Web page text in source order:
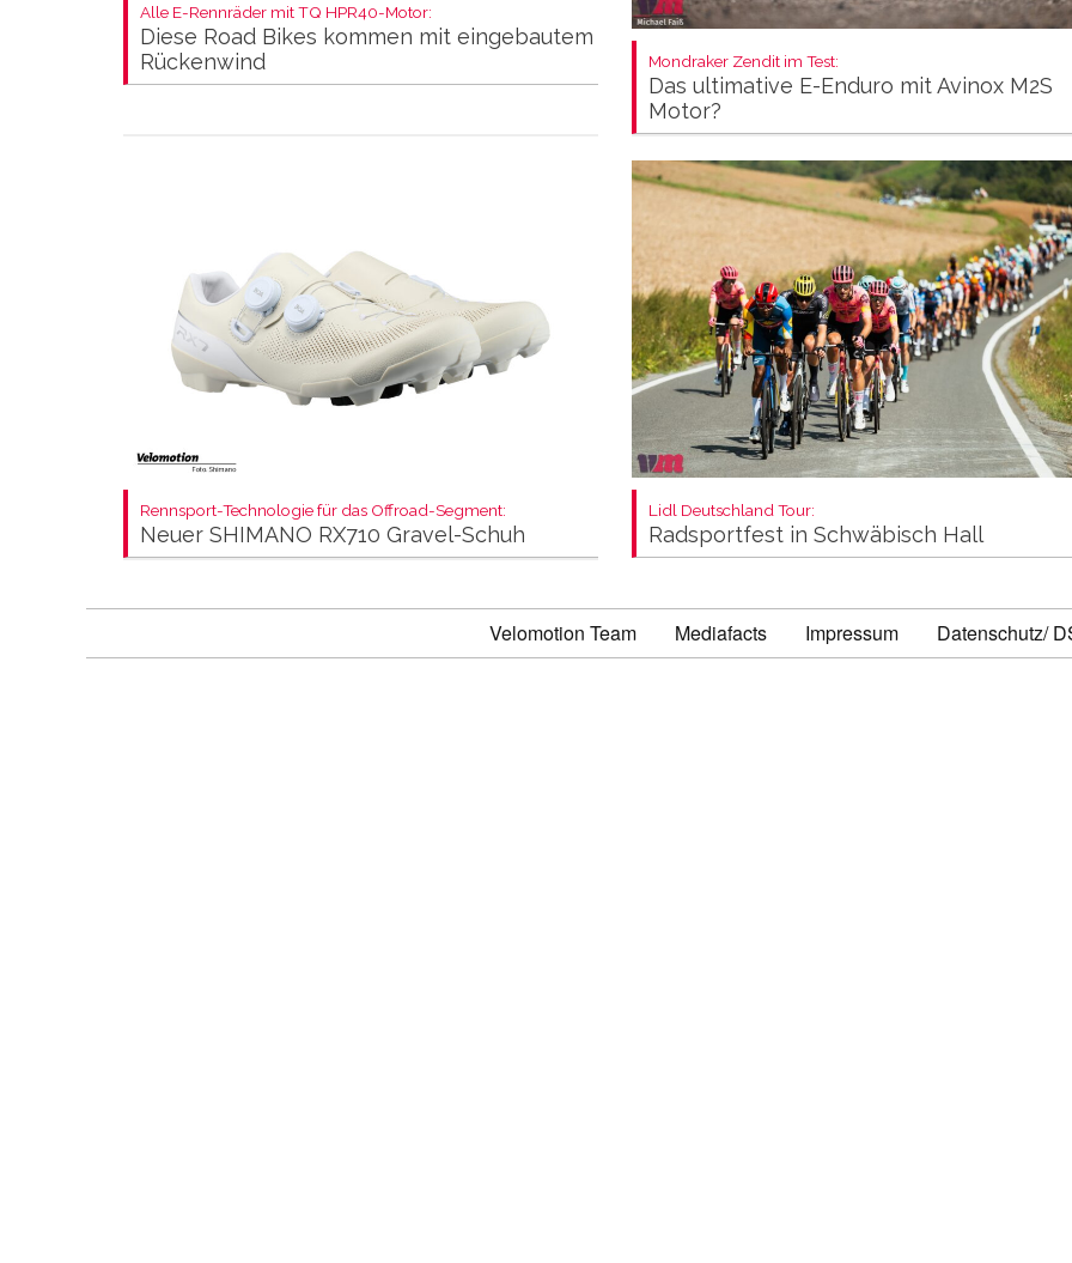
Alle E-Rennräder mit TQ HPR40-Motor:
Diese Road Bikes kommen mit eingebautem
Rückenwind
Mondraker Zendit im Test:
Das ultimative E-Enduro mit Avinox M2S
Motor?
Rennsport-Technologie für das Offroad-Segment:
Neuer SHIMANO RX710 Gravel-Schuh
Lidl Deutschland Tour:
Radsportfest in Schwäbisch Hall
Velomotion Team Mediafacts Impressum Datenschutz/